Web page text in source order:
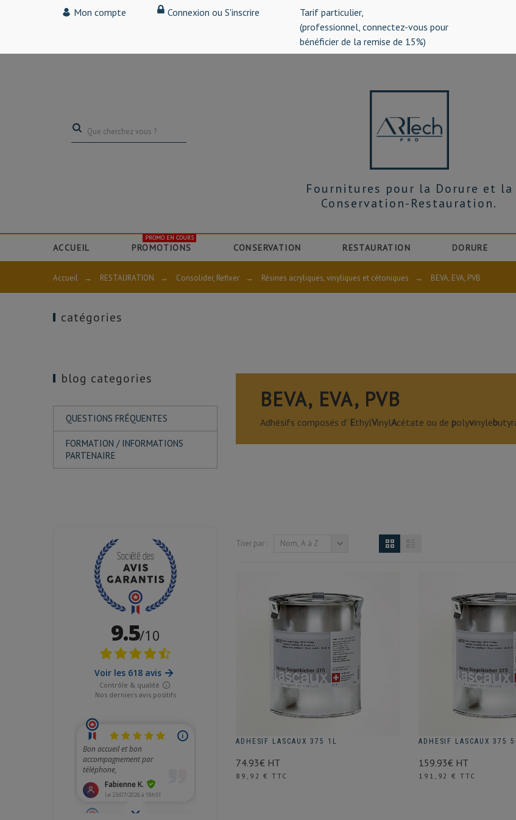
Mon compte Connexion ou S'inscrire
Tarif particulier,
(professionnel, connectez-vous pour
bénéficier de la remise de 15%)
Fournitures pour la Dorure et la
Conservation-Restauration.
ACCUEIL PROMOTIONS
PROMO EN COURS
CONSERVATION RESTAURATION DORURE
Accueil → RESTAURATION → Consolider, Refixer → Résines acryliques, vinyliques et cétoniques → BEVA, EVA, PVB
catégories
blog categories
QUESTIONS FRÉQUENTES
FORMATION / INFORMATIONS
PARTENAIRE
BEVA, EVA, PVB
Adhésifs composés d' EthylVinylAcétate ou de polyvinyleb
Trier par : Nom, A à Z
ADHESIF LASCAUX 375 1L
74.93€ HT
Prix
89,92 € TTC
ADHESIF LASCAUX 375
159.93€ HT
Prix
191,92 € TTC